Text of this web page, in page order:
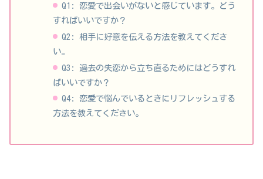
Q1: 恋愛で出会いがないと感じています。どう
すればいいですか？
Q2: 相手に好意を伝える方法を教えてくださ
い。
Q3: 過去の失恋から立ち直るためにはどうすれ
ばいいですか？
Q4: 恋愛で悩んでいるときにリフレッシュする
方法を教えてください。